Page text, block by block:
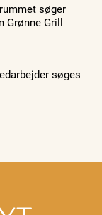
søger
Grønne Grill
søges